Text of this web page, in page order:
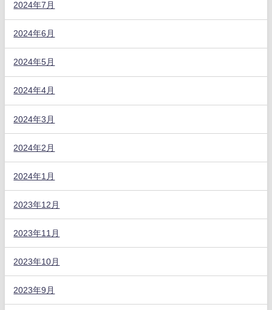
2024年7月
2024年6月
2024年5月
2024年4月
2024年3月
2024年2月
2024年1月
2023年12月
2023年11月
2023年10月
2023年9月